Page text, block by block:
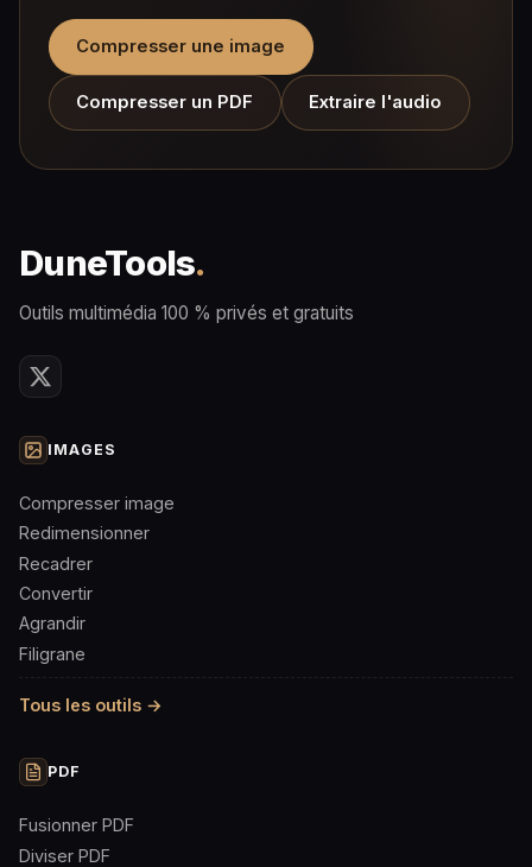
Compresser une image
Compresser un PDF Extraire l'audio
DuneTools.
Outils multimédia 100 % privés et gratuits
IMAGES
Compresser image
Redimensionner
Recadrer
Convertir
Agrandir
Filigrane
Tous les outils →
PDF
Fusionner PDF
Diviser PDF